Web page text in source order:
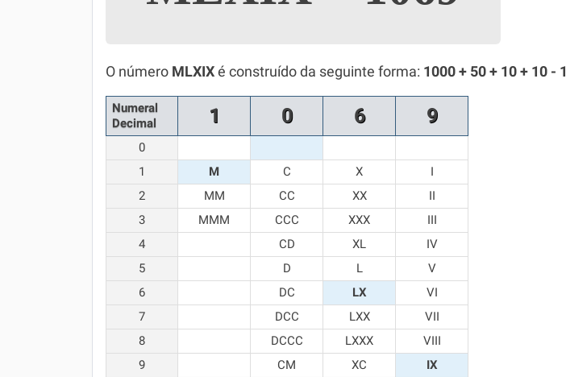
Química
Todos os Exercícios
O número MLXIX é construído da seguinte forma: 1000 + 50 + 10 + 10 - 1
Numeral
Decimal
1 0 6 9
0
1
M C X
I
2
MM CC XX
II
3
MMM CCC XXX
III
4
CD XL
IV
5
D L
V
6
DC LX
VI
7
DCC LXX
VII
8
DCCC LXXX
VIII
9
CM XC IX